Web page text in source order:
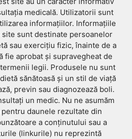
medicală. Utilizatorii sunt
informațiilor. Informațiile
sunt destinate persoanelor
sau exercițiu fizic, înainte de a
fie aprobat și supravegheat de
legii. Produsele nu sunt
sănătoasă și un stil de viață
previn sau diagnozează boli.
un medic. Nu ne asumăm
daunele rezultate din
a conținutului sau a
(linkurile) nu reprezintă